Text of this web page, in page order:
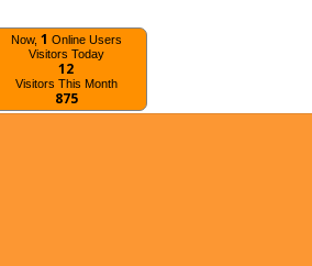
Now, 1 Online Users
Visitors Today
12
Visitors This Month
875